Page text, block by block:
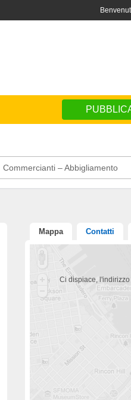
Commercianti – Abbigliamento
Mappa Contatti
Ci dispiace,